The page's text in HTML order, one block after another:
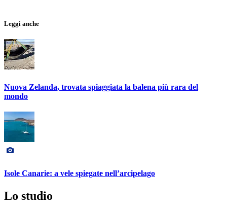
Leggi anche
Nuova Zelanda, trovata spiaggiata la balena più rara del
mondo
Isole Canarie: a vele spiegate nell’arcipelago
Lo studio